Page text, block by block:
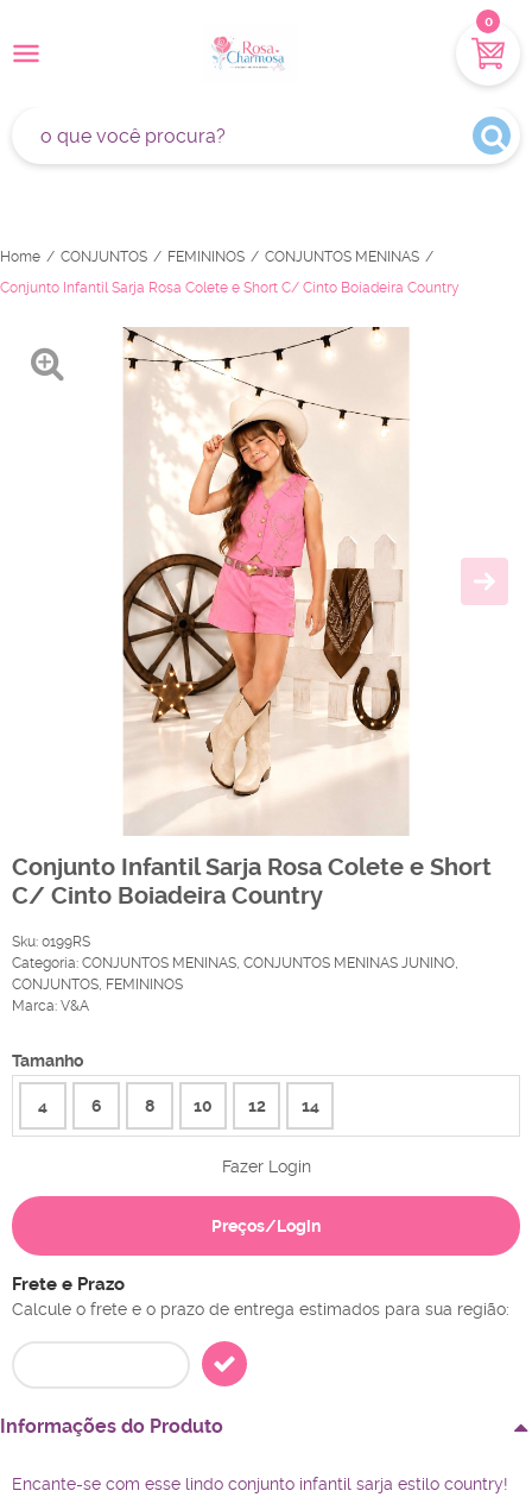
0
Home CONJUNTOS FEMININOS
CONJUNTOS MENINAS
Conjunto Infantil Sarja Rosa Colete e Short C/ Cinto Boiadeira Country
Conjunto Infantil Sarja Rosa Colete e Short
C/ Cinto Boiadeira Country
Sku: 0199RS
Categoria: CONJUNTOS MENINAS, CONJUNTOS MENINAS JUNINO,
CONJUNTOS, FEMININOS
Marca: V&A
Tamanho
4 6 8 10 12 14
Fazer Login
Preços/Login
Frete e Prazo
Calcule o frete e o prazo de entrega estimados para sua região:
Informações do Produto
Encante-se com esse lindo conjunto infantil sarja estilo country!